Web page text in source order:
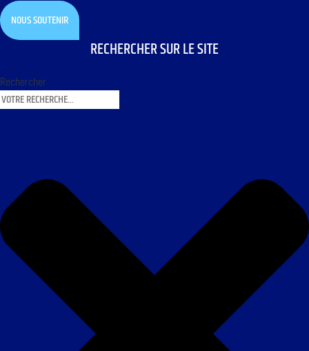
NOUS SOUTENIR
RECHERCHER SUR LE SITE
Rechercher